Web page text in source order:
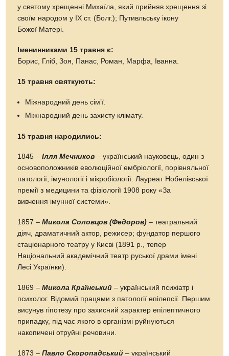
у святому хрещенні Михаїла, який прийняв хрещення зі
своїм народом у ІХ ст. (Болг.); Путивльську ікону
Божої Матері.
Іменинниками 15 травня є:
Борис, Гліб, Зоя, Панас, Роман, Марфа, Іванна.
15 травня святкують:
Міжнародний день сім’ї.
Міжнародний день захисту клімату.
15 травня народились:
1845 –Ілля Мечников – український науковець, один з
основоположників еволюційної ембріології, порівняльної
патології, імунології і мікробіології. Лауреат Нобелівської
премії з медицини та фізіології 1908 року «За
вивчення імунної системи».
1857 –Микола Соловцов (Федоров) – театральний
діяч, драматичний актор, режисер; фундатор першого
стаціонарного театру у Києві (1891 р., тепер
Національний академічний театр руської драми імені
Лесі Українки).
1869 –Микола Країнський – український психіатр і
психолог. Відомий працями з патології епілепсії. Першим
висунув гіпотезу про захисний характер епілептичного
припадку, під час якого в організмі руйнуються
накопичені отруйні речовини.
1873 –Павло Скоропадський – український